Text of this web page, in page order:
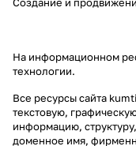
На информационном
технологии.
Все ресурсы сайта
текстовую,
информацию,
доменное имя,